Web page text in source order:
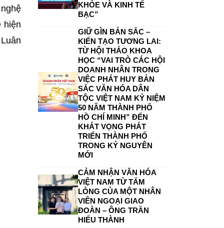
hiện
KHỎE VÀ KINH TẾ
BẠC”
GIỮ GÌN BẢN SẮC –
KIẾN TẠO TƯƠNG LAI:
TỪ HỘI THẢO KHOA
HỌC “VAI TRÒ CÁC HỘI
DOANH NHÂN TRONG
VIỆC PHÁT HUY BẢN
SẮC VĂN HÓA DÂN
TỘC VIỆT NAM KỶ NIỆM
50 NĂM THÀNH PHỐ
HỒ CHÍ MINH” ĐẾN
KHÁT VỌNG PHÁT
TRIỂN THÀNH PHỐ
TRONG KỶ NGUYÊN
MỚI
CẢM NHẬN VĂN HÓA
VIỆT NAM TỪ TẤM
LÒNG CỦA MỘT NHÂN
VIÊN NGOẠI GIAO
ĐOÀN – ÔNG TRẦN
HIẾU THÀNH